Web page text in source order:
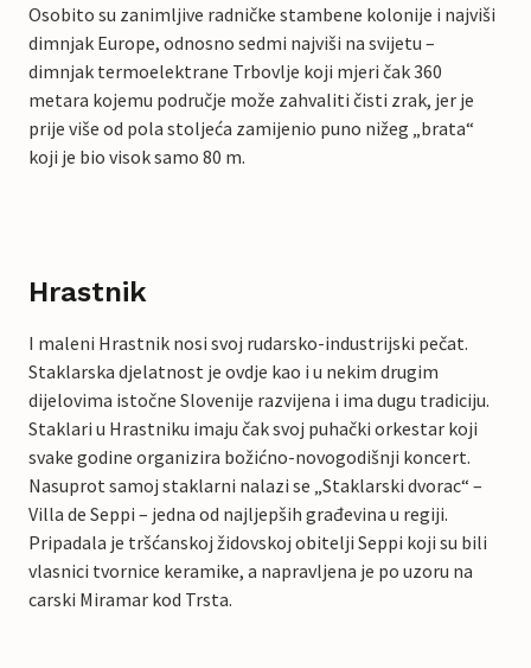
Osobito su zanimljive radničke stambene kolonije i najviši
dimnjak Europe, odnosno sedmi najviši na svijetu –
dimnjak termoelektrane Trbovlje koji mjeri čak 360
metara kojemu područje može zahvaliti čisti zrak, jer je
prije više od pola stoljeća zamijenio puno nižeg „brata“
koji je bio visok samo 80 m.
Hrastnik
I maleni Hrastnik nosi svoj rudarsko-industrijski pečat.
Staklarska djelatnost je ovdje kao i u nekim drugim
dijelovima istočne Slovenije razvijena i ima dugu tradiciju.
Staklari u Hrastniku imaju čak svoj puhački orkestar koji
svake godine organizira božićno-novogodišnji koncert.
Nasuprot samoj staklarni nalazi se „Staklarski dvorac“ –
Villa de Seppi – jedna od najljepših građevina u regiji.
Pripadala je tršćanskoj židovskoj obitelji Seppi koji su bili
vlasnici tvornice keramike, a napravljena je po uzoru na
carski Miramar kod Trsta.